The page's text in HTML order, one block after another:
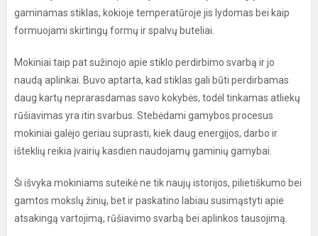
gaminamas stiklas, kokioje temperatūroje jis lydomas bei kaip
formuojami skirtingų formų ir spalvų buteliai.
Mokiniai taip pat sužinojo apie stiklo perdirbimo svarbą ir jo
naudą aplinkai. Buvo aptarta, kad stiklas gali būti perdirbamas
daug kartų neprarasdamas savo kokybės, todėl tinkamas atliekų
rūšiavimas yra itin svarbus. Stebėdami gamybos procesus
mokiniai galėjo geriau suprasti, kiek daug energijos, darbo ir
išteklių reikia įvairių kasdien naudojamų gaminių gamybai.
Ši išvyka mokiniams suteikė ne tik naujų istorijos, pilietiškumo bei
gamtos mokslų žinių, bet ir paskatino labiau susimąstyti apie
atsakingą vartojimą, rūšiavimo svarbą bei aplinkos tausojimą.